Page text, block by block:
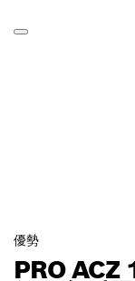
優勢
PRO ACZ